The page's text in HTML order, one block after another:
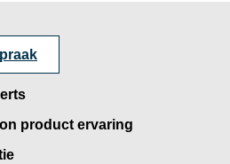
product ervaring